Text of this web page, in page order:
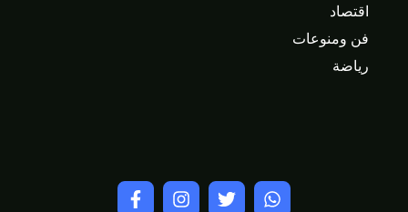
اقتصاد
فن ومنوعات
رياضة